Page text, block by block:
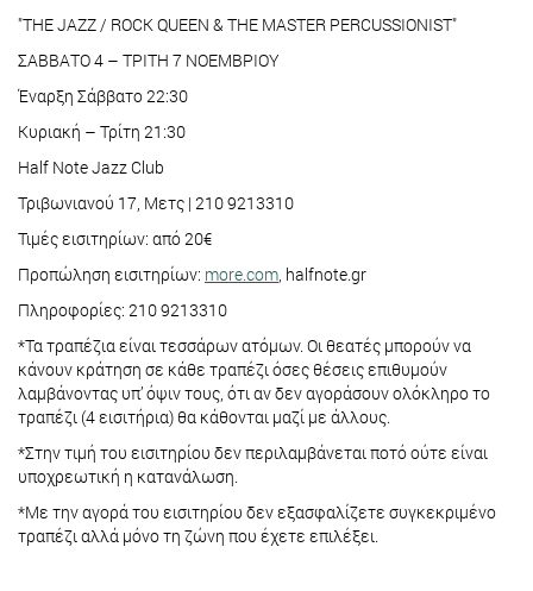
"THE JAZZ / ROCK QUEEN & THE MASTER PERCUSSIONIST"
ΣΑΒΒΑΤΟ 4 – ΤΡΙΤΗ 7 ΝΟΕΜΒΡΙΟΥ
Έναρξη Σάββατο 22:30
Κυριακή – Τρίτη 21:30
Half Note Jazz Club
Τριβωνιανού 17, Μετς | 210 9213310
Τιμές εισιτηρίων: από 20€
Προπώληση εισιτηρίων: more.com, halfnote.gr
Πληροφορίες: 210 9213310
*Τα τραπέζια είναι τεσσάρων ατόμων. Οι θεατές μπορούν να
κάνουν κράτηση σε κάθε τραπέζι όσες θέσεις επιθυμούν
λαμβάνοντας υπ’ όψιν τους, ότι αν δεν αγοράσουν ολόκληρο το
τραπέζι (4 εισιτήρια) θα κάθονται μαζί με άλλους.
*Στην τιμή του εισιτηρίου δεν περιλαμβάνεται ποτό ούτε είναι
υποχρεωτική η κατανάλωση.
*Με την αγορά του εισιτηρίου δεν εξασφαλίζετε συγκεκριμένο
τραπέζι αλλά μόνο τη ζώνη που έχετε επιλέξει.